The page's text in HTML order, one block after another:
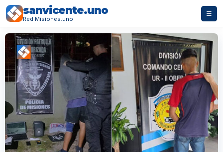
sanvicente.uno
Red Misiones.uno
☰